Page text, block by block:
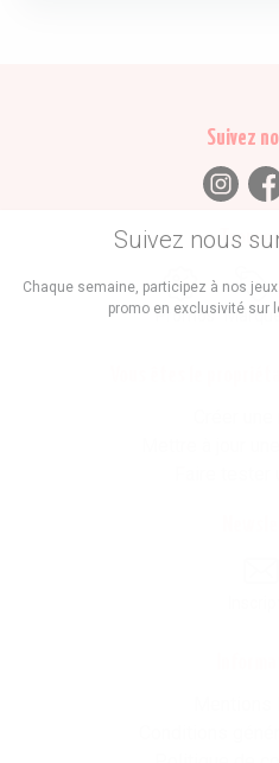
Suivez nous
Chaque semaine, participez à nos
promo en exclusivité sur
Suivez
Promos